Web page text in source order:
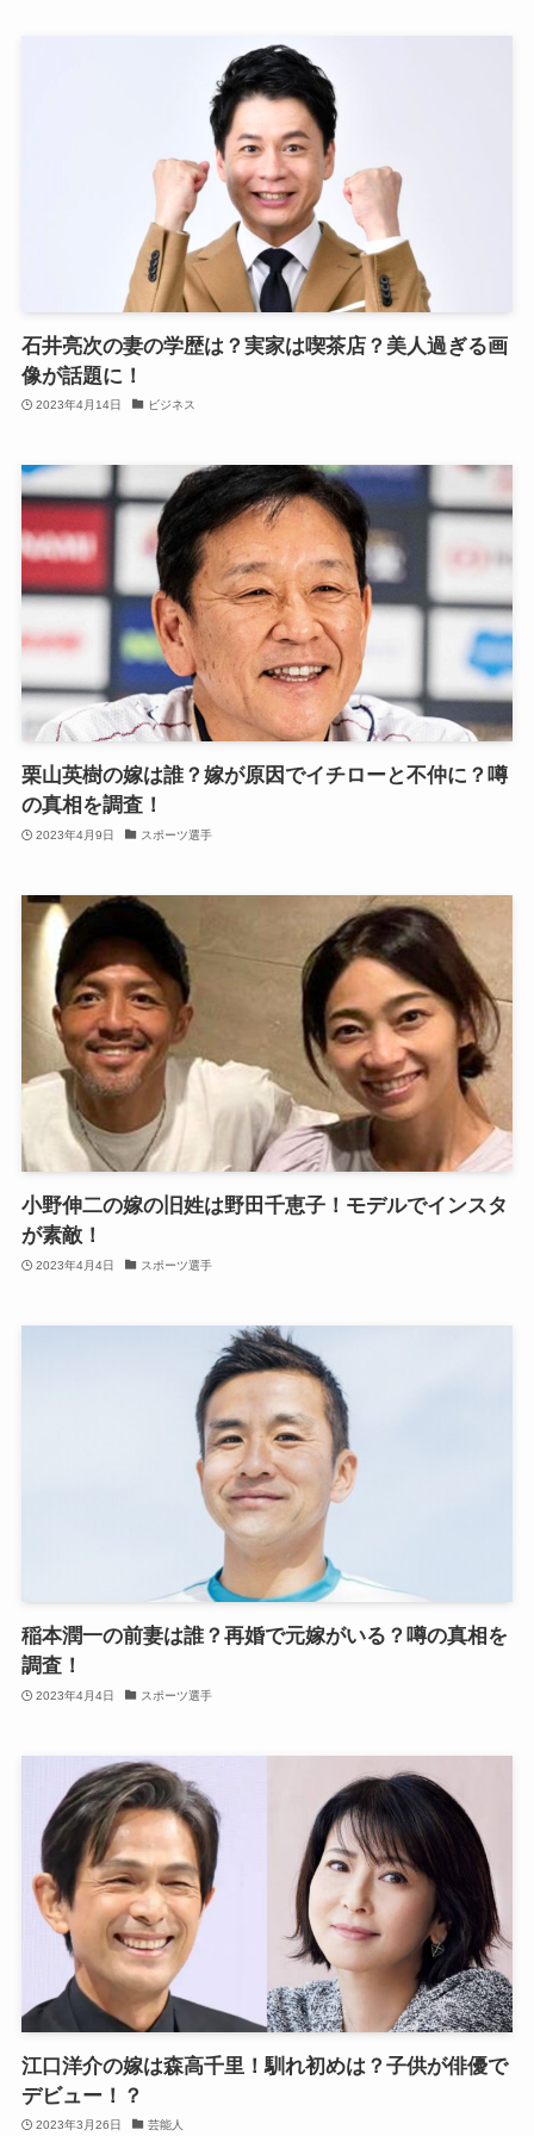
石井亮次の妻の学歴は？実家は喫茶店？美人過ぎる画
像が話題に！
2023年4月14日 ビジネス
栗山英樹の嫁は誰？嫁が原因でイチローと不仲に？噂
の真相を調査！
2023年4月9日 スポーツ選手
小野伸二の嫁の旧姓は野田千恵子！モデルでインスタ
が素敵！
2023年4月4日 スポーツ選手
稲本潤一の前妻は誰？再婚で元嫁がいる？噂の真相を
調査！
2023年4月4日 スポーツ選手
江口洋介の嫁は森高千里！馴れ初めは？子供が俳優で
デビュー！？
2023年3月26日 芸能人